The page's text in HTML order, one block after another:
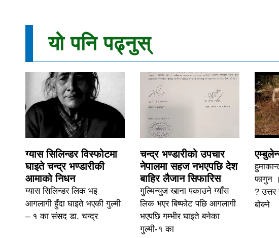
यो पनि पढ्नुस्
ग्यास सिलिन्डर विस्फोटमा
घाइते चन्द्र भण्डारीकी
आमाको निधन
ग्यास सिलिन्डर लिक भइ
आगलागी हुँदा घाइते भएकी गुल्मी
– १ का संसद डा. चन्द्र
चन्द्र भण्डारीको उपचार
नेपालमा सहज नभएपछि देश
बाहिर लैजान सिफारिस
गुल्मिन्युज खाना पकाउने ग्याँस
लिक भएर बिष्फोट पछि आगलागी
भएपछि गम्भीर घाइते बनेका
गुल्मी-१ का
फागुन
?
बोक्ने